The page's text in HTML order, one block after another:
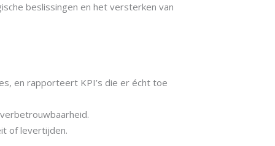
beslissingen en het versterken van
en rapporteert KPI’s die er écht toe
of levertijden.